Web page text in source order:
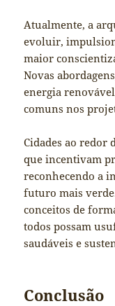
Atualmente, a
evoluir,
maior
Novas
energia
comuns nos
Cidades ao redor
que incentivam
reconhecendo a
futuro mais
conceitos de
todos possam
saudáveis e
Conclusão